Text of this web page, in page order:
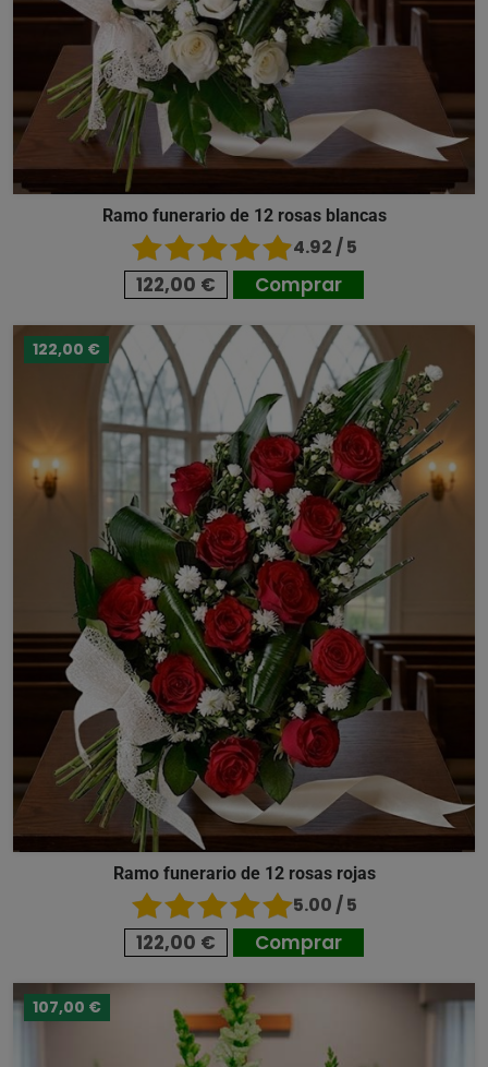
Ramo funerario de 12 rosas blancas
4.92 / 5
122,00 € Comprar
122,00 €
Ramo funerario de 12 rosas rojas
5.00 / 5
122,00 € Comprar
107,00 €